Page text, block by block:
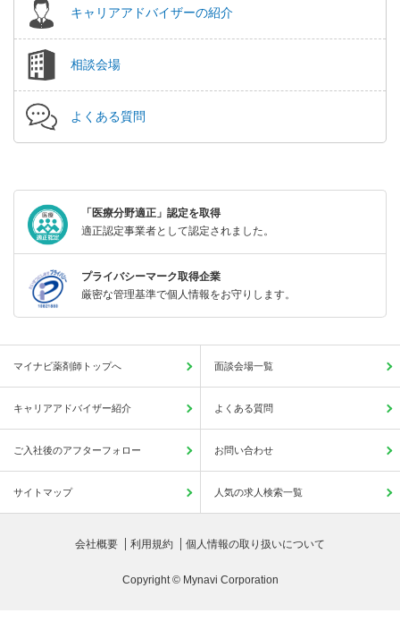
キャリアアドバイザーの紹介
相談会場
よくある質問
「医療分野適正」認定を取得
適正認定事業者として認定されました。
プライバシーマーク取得企業
厳密な管理基準で個人情報をお守りします。
マイナビ薬剤師トップへ 面談会場一覧
キャリアアドバイザー紹介 よくある質問
ご入社後のアフターフォロー お問い合わせ
サイトマップ 人気の求人検索一覧
会社概要 利用規約 個人情報の取り扱いについて
Copyright © Mynavi Corporation